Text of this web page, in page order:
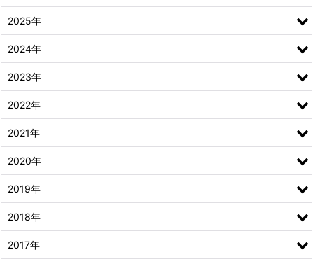
2025年
2024年
2023年
2022年
2021年
2020年
2019年
2018年
2017年